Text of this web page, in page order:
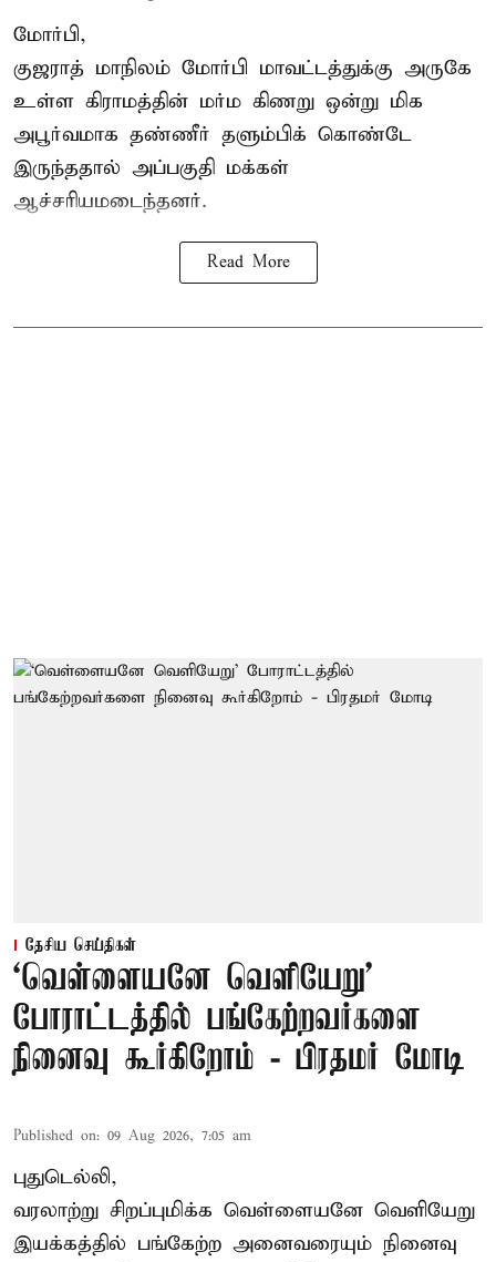
மோர்பி,
குஜராத் மாநிலம் மோர்பி மாவட்டத்துக்கு அருகே
உள்ள கிராமத்தின் மர்ம கிணறு ஒன்று மிக
அபூர்வமாக தண்ணீர் தளும்பிக் கொண்டே
இருந்ததால் அப்பகுதி மக்கள்
ஆச்சரியமடைந்தனர்.
Read More
தேசிய செய்திகள்
‘வெள்ளையனே வெளியேறு’
போராட்டத்தில் பங்கேற்றவர்களை
நினைவு கூர்கிறோம் - பிரதமர் மோடி
Published on: 09 Aug 2026, 7:05 am
புதுடெல்லி,
வரலாற்று சிறப்புமிக்க வெள்ளையனே வெளியேறு
இயக்கத்தில் பங்கேற்ற அனைவரையும் நினைவு